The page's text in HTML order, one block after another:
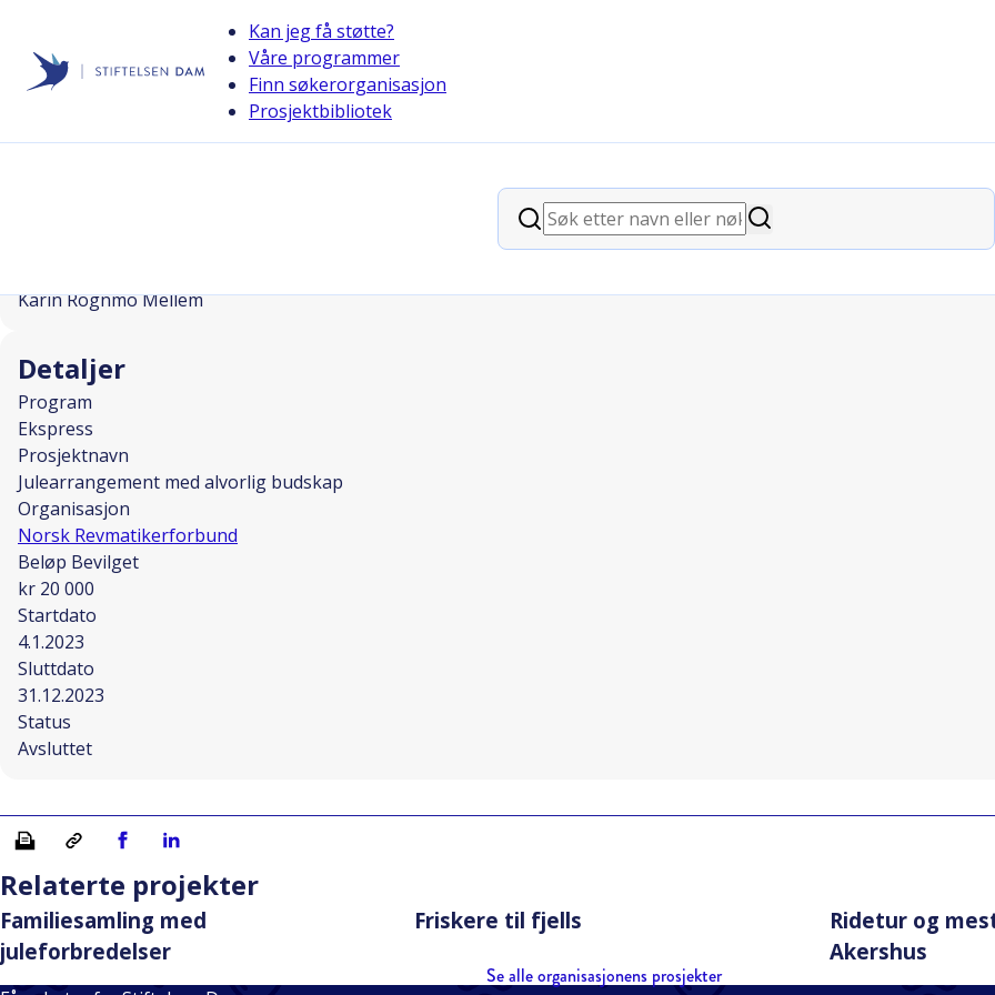
Kan jeg få støtte?
Våre programmer
Finn søkerorganisasjon
Prosjektbibliotek
Søk
Søk
Karin Rognmo Mellem
Detaljer
Program
Ekspress
Prosjektnavn
Julearrangement med alvorlig budskap
Organisasjon
Norsk Revmatikerforbund
Beløp Bevilget
kr 20 000
Startdato
4.1.2023
Sluttdato
31.12.2023
Status
Avsluttet
Skriv ut Kopiera länkDel på Facebook
Del på Linkedin
Relaterte projekter
Familiesamling med
juleforbredelser
Friskere til fjells
Ridetur og
Akershus
Se alle organisasjonens prosjekter